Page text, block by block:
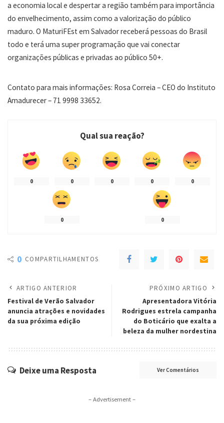
a economia local e despertar a região também para importância
do envelhecimento, assim como a valorização do público
maduro. O MaturiFEst em Salvador receberá pessoas do Brasil
todo e terá uma super programação que vai conectar
organizações públicas e privadas ao público 50+.
Contato para mais informações: Rosa Correia – CEO do Instituto
Amadurecer – 71 9998 33652.
Qual sua reação?
0 0 0 0 0
0 0
0 COMPARTILHAMENTOS
ARTIGO ANTERIOR
Festival de Verão Salvador
anuncia atrações e novidades
da sua próxima edição
PRÓXIMO ARTIGO
Apresentadora Vitória
Rodrigues estrela campanha
do Boticário que exalta a
beleza da mulher nordestina
Deixe uma Resposta Ver Comentários
– Advertisement –